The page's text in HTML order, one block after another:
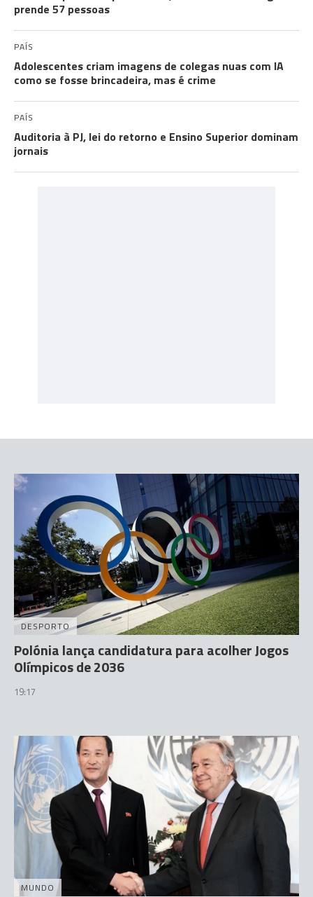
prende 57 pessoas
PAÍS
Adolescentes criam imagens de colegas nuas com IA
como se fosse brincadeira, mas é crime
PAÍS
Auditoria à PJ, lei do retorno e Ensino Superior dominam
jornais
DESPORTO
Polónia lança candidatura para acolher Jogos
Olímpicos de 2036
19:17
MUNDO